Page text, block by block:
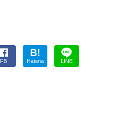
FB
B!
Hatena LINE